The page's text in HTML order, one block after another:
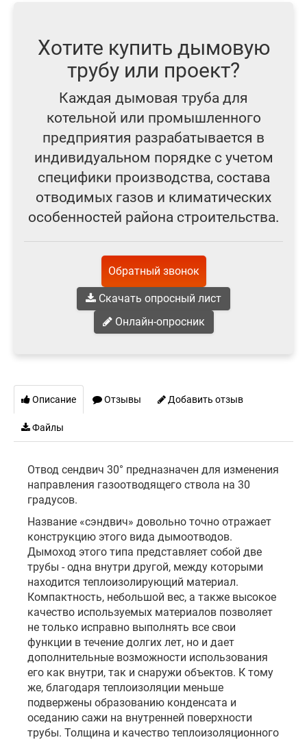
Хотите купить дымовую
трубу или проект?
Каждая дымовая труба для
котельной или промышленного
предприятия разрабатывается в
индивидуальном порядке с учетом
специфики производства, состава
отводимых газов и климатических
особенностей района строительства.
Обратный звонок
Скачать опросный лист
Онлайн-опросник
Описание Отзывы Добавить отзыв
Файлы
Отвод сендвич 30° предназначен для изменения
направления газоотводящего ствола на 30
градусов.
Название «сэндвич» довольно точно отражает
конструкцию этого вида дымоотводов.
Дымоход этого типа представляет собой две
трубы - одна внутри другой, между которыми
находится теплоизолирующий материал.
Компактность, небольшой вес, а также высокое
качество используемых материалов позволяет
не только исправно выполнять все свои
функции в течение долгих лет, но и дает
дополнительные возможности использования
его как внутри, так и снаружи объектов. К тому
же, благодаря теплоизоляции меньше
подвержены образованию конденсата и
оседанию сажи на внутренней поверхности
трубы. Толщина и качество теплоизоляционного